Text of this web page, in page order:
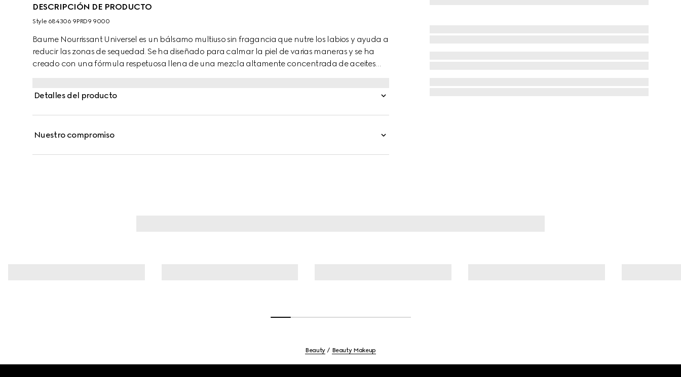
DESCRIPCIÓN DE PRODUCTO
Style ‎684306 9PRD9 9000
Baume Nourrissant Universel es un bálsamo multiuso sin fragancia que nutre los labios y ayuda a
reducir las zonas de sequedad. Se ha diseñado para calmar la piel de varias maneras y se ha
creado con una fórmula respetuosa llena de una mezcla altamente concentrada de aceites
ingredientes naturales que suavizan la piel y proporcionan una sensación humectante
Detalles del producto
Nuestro compromiso
Beauty Beauty Makeup